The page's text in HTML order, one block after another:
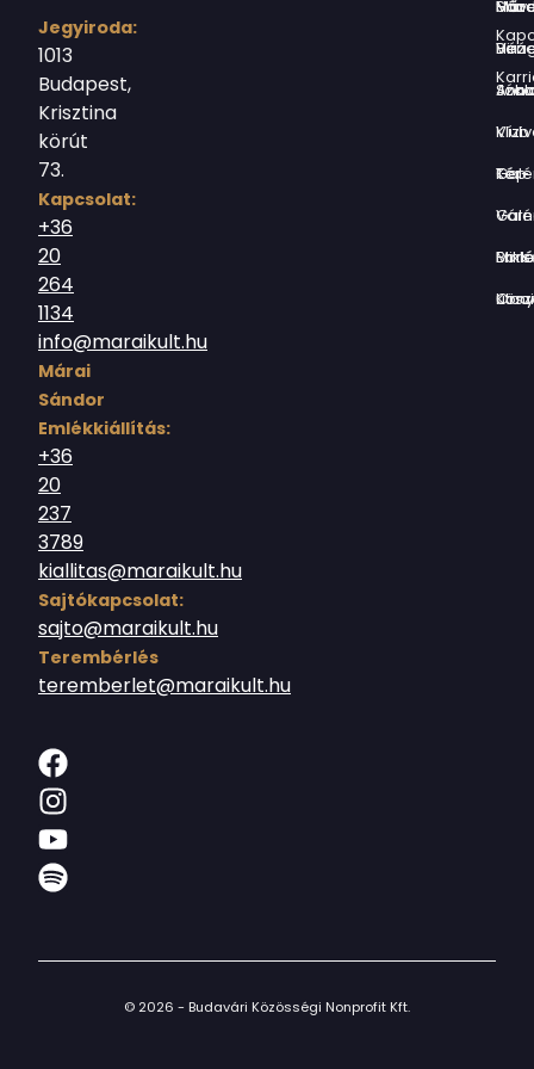
Jegyiroda:
1013
Budapest,
Krisztina
körút
73.
Kapcsolat:
+36
20
264
1134
info@maraikult.hu
Márai
Sándor
Emlékkiállítás:
+36
20
237
3789
kiallitas@maraikult.hu
Sajtókapcsolat:
sajto@maraikult.hu
Terembérlés
teremberlet@maraikult.hu
Márai Sándor Művelődési Ház
Virág Benedek Ház
Jókai Anna
Vízivárosi Klub
Tér-Kép
Várnegyed
Borsos
Országház
© 2026 - Budavári Közösségi Nonprofit Kft.